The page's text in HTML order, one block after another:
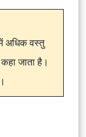
अधिक वस्तु
जाता है।